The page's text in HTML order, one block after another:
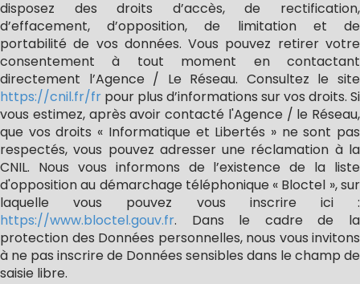
disposez des droits d’accès, de rectification,
d’effacement, d’opposition, de limitation et de
portabilité de vos données. Vous pouvez retirer votre
consentement à tout moment en contactant
directement l’Agence / Le Réseau. Consultez le site
https://cnil.fr/fr pour plus d’informations sur vos droits. Si
vous estimez, après avoir contacté l'Agence / le Réseau,
que vos droits « Informatique et Libertés » ne sont pas
respectés, vous pouvez adresser une réclamation à la
CNIL. Nous vous informons de l’existence de la liste
d'opposition au démarchage téléphonique « Bloctel », sur
laquelle vous pouvez vous inscrire ici :
https://www.bloctel.gouv.fr. Dans le cadre de la
protection des Données personnelles, nous vous invitons
à ne pas inscrire de Données sensibles dans le champ de
saisie libre.